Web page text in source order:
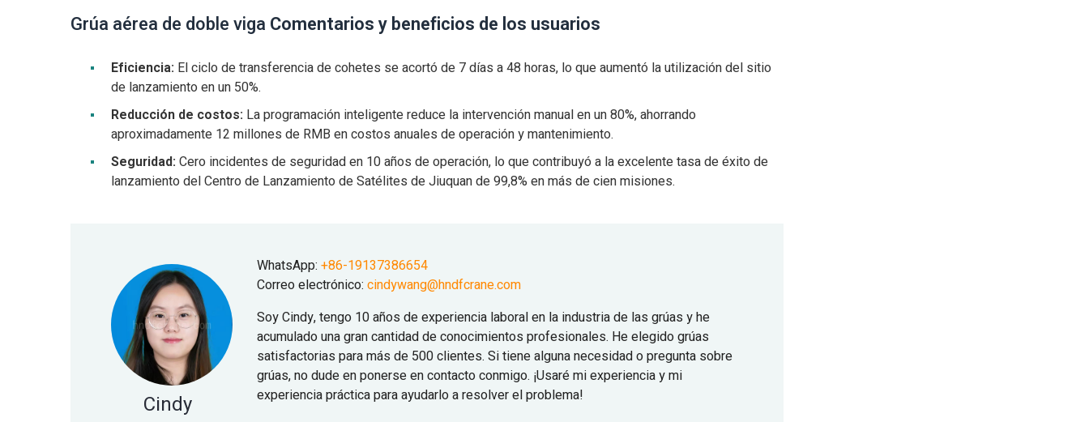
Grúa aérea de doble viga Comentarios y beneficios de los usuarios
Eficiencia: El ciclo de transferencia de cohetes se acortó de 7 días a 48 horas, lo que aumentó la utilización del sitio
de lanzamiento en un 50%.
Reducción de costos: La programación inteligente reduce la intervención manual en un 80%, ahorrando
aproximadamente 12 millones de RMB en costos anuales de operación y mantenimiento.
Seguridad: Cero incidentes de seguridad en 10 años de operación, lo que contribuyó a la excelente tasa de éxito de
lanzamiento del Centro de Lanzamiento de Satélites de Jiuquan de 99,8% en más de cien misiones.
Cindy
WhatsApp: +86-19137386654
Correo electrónico: cindywang@hndfcrane.com
Soy Cindy, tengo 10 años de experiencia laboral en la industria de las grúas y he
acumulado una gran cantidad de conocimientos profesionales. He elegido grúas
satisfactorias para más de 500 clientes. Si tiene alguna necesidad o pregunta sobre
grúas, no dude en ponerse en contacto conmigo. ¡Usaré mi experiencia y mi
experiencia práctica para ayudarlo a resolver el problema!